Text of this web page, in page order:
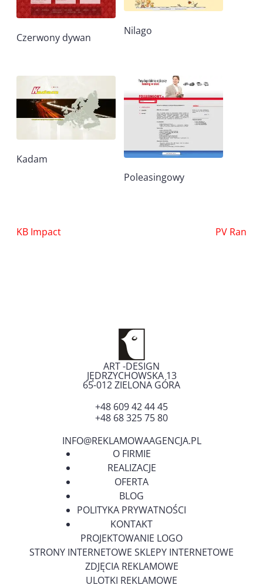
Czerwony dywan
Nilago
Kadam
Poleasingowy
Nawigacja
KB Impact PV Ran
ART -DESIGN
JĘDRZYCHOWSKA 13
65-012ZIELONA GÓRA
+48 609 42 44 45
+48 68 325 75 80
INFO@REKLAMOWAAGENCJA.PL
O FIRMIE
REALIZACJE
OFERTA
BLOG
POLITYKA PRYWATNOŚCI
KONTAKT
PROJEKTOWANIE LOGO
STRONY INTERNETOWE SKLEPY INTERNETOWE
ZDJĘCIA REKLAMOWE
ULOTKI REKLAMOWE